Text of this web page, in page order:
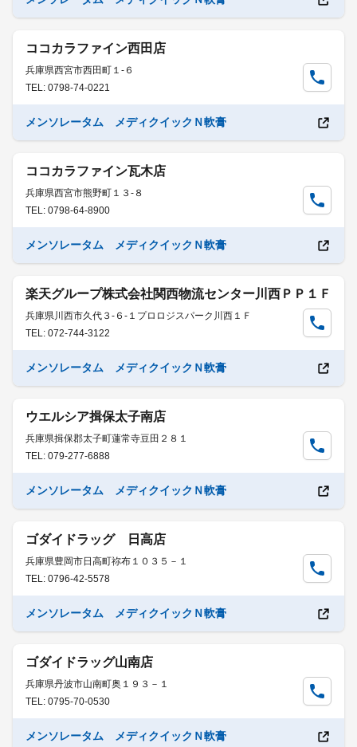
ココカラファイン西田店
兵庫県西宮市西田町１-６
TEL: 0798-74-0221
メンソレータム メディクイックＮ軟膏
ココカラファイン瓦木店
兵庫県西宮市熊野町１３-８
TEL: 0798-64-8900
メンソレータム メディクイックＮ軟膏
楽天グループ株式会社関西物流センター川西ＰＰ１Ｆ
兵庫県川西市久代３-６-１プロロジスパーク川西１Ｆ
TEL: 072-744-3122
メンソレータム メディクイックＮ軟膏
ウエルシア揖保太子南店
兵庫県揖保郡太子町蓮常寺豆田２８１
TEL: 079-277-6888
メンソレータム メディクイックＮ軟膏
ゴダイドラッグ 日高店
兵庫県豊岡市日高町祢布１０３５－１
TEL: 0796-42-5578
メンソレータム メディクイックＮ軟膏
ゴダイドラッグ山南店
兵庫県丹波市山南町奥１９３－１
TEL: 0795-70-0530
メンソレータム メディクイックＮ軟膏